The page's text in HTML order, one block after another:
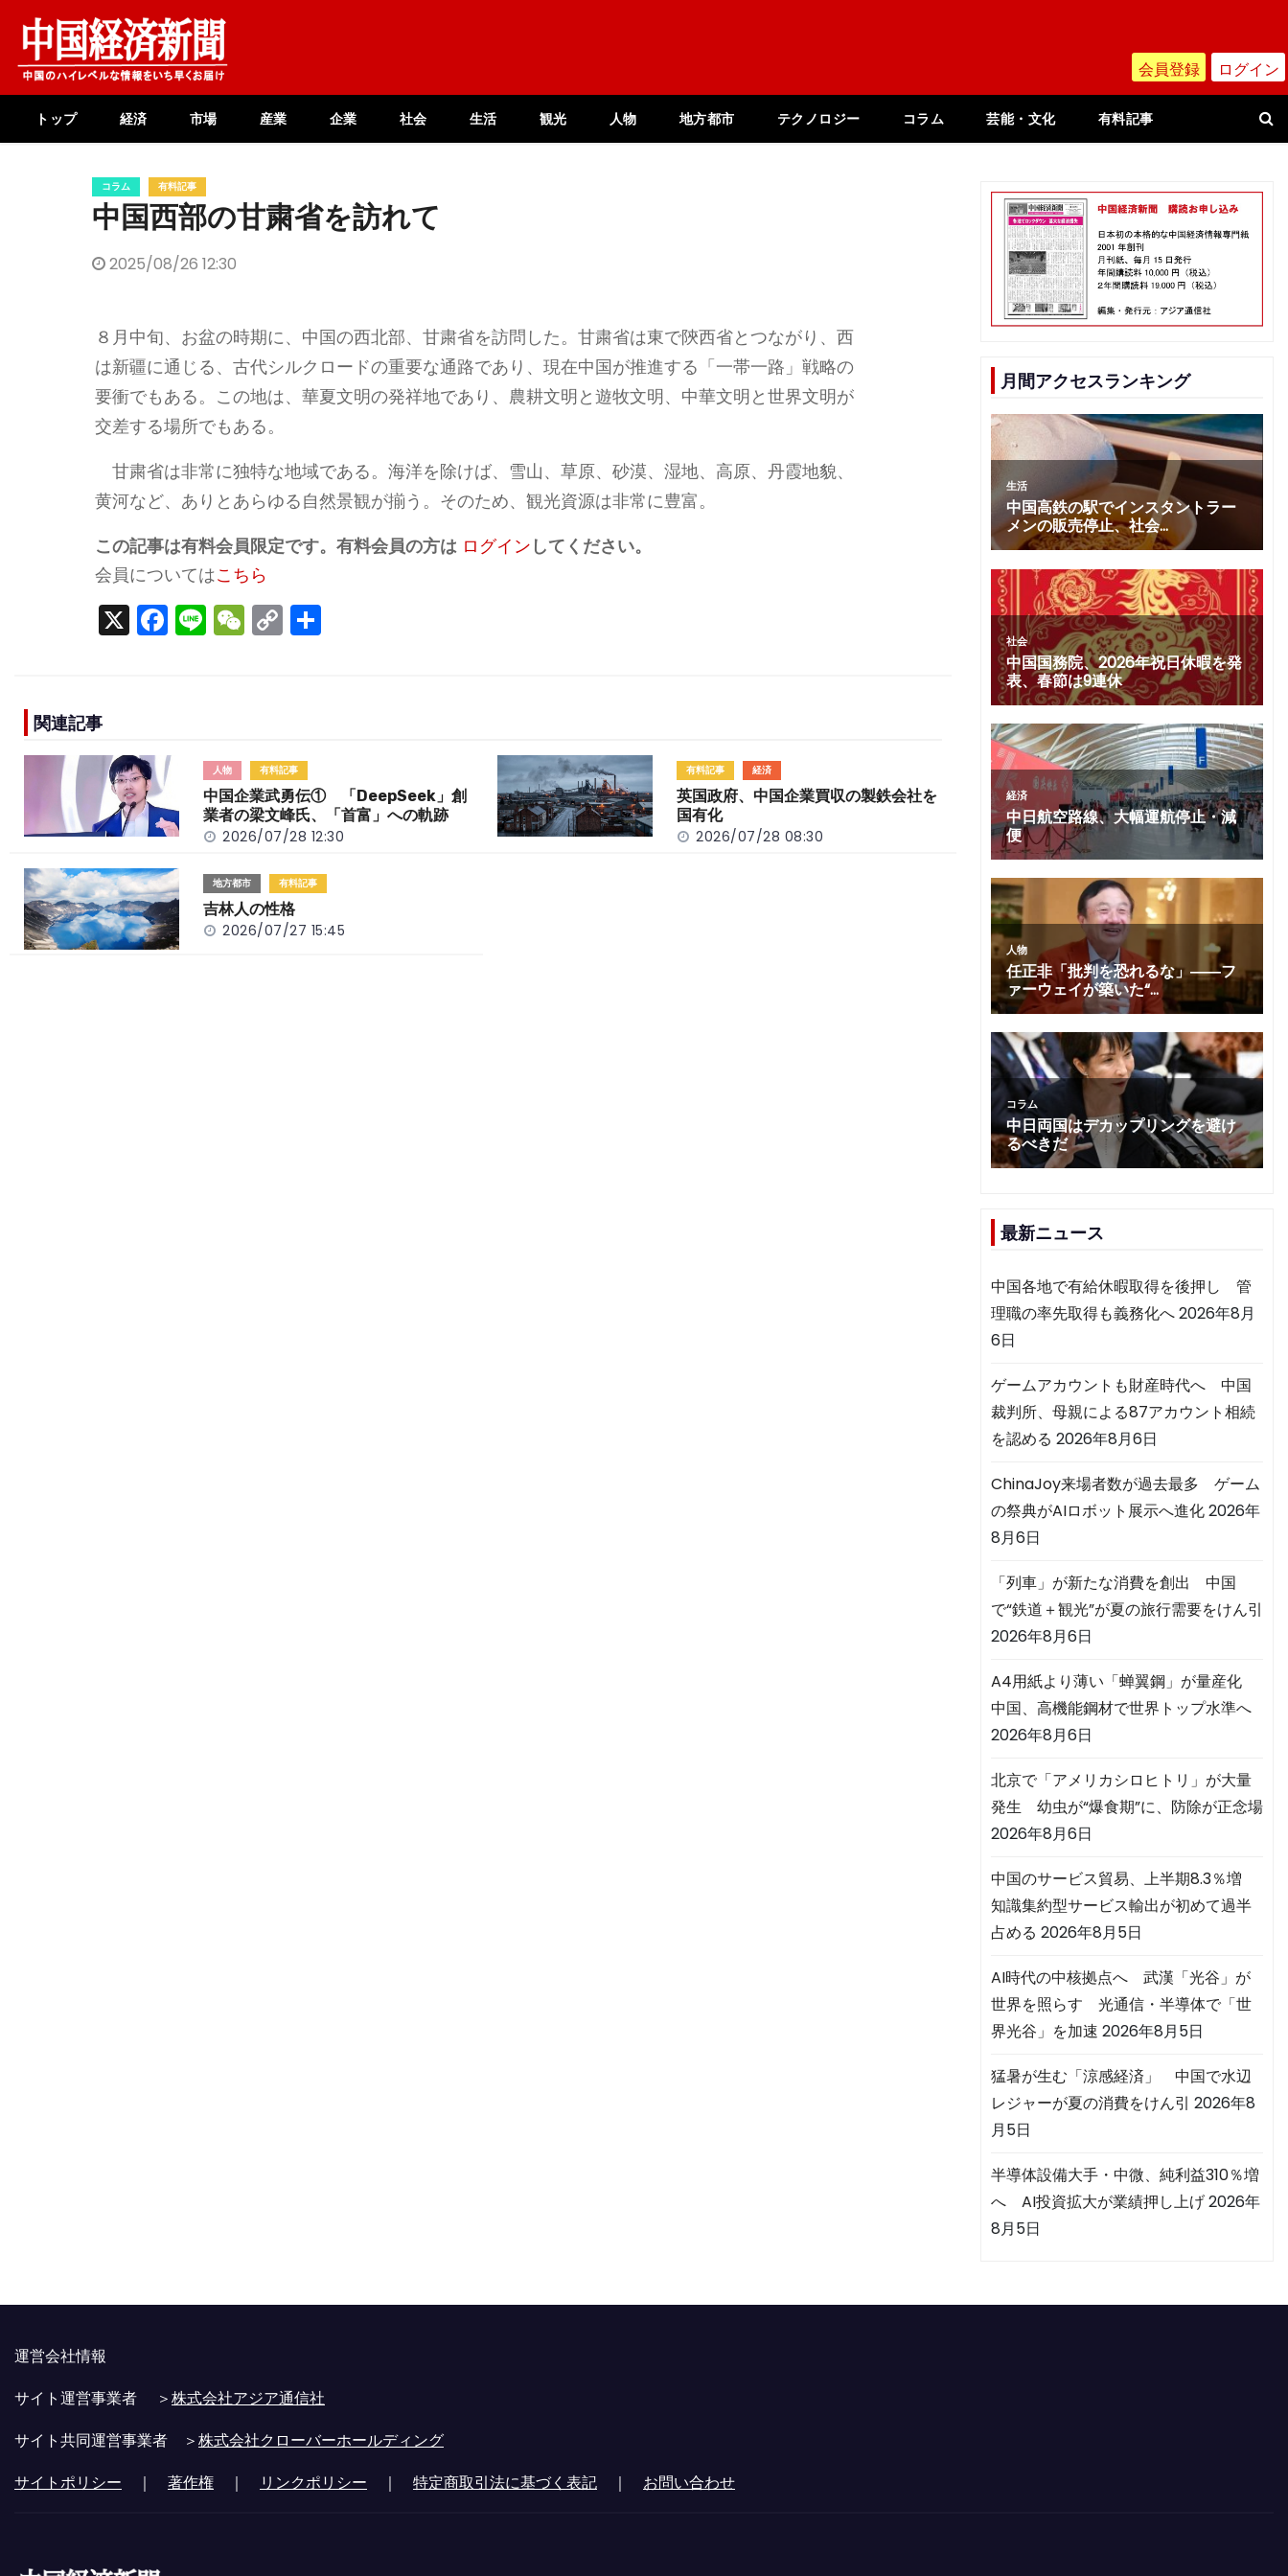
content
会員登録 ログイン
トップ 経済 市場 産業 企業 社会 生活 観光 人物 地方都市 テクノロジー コラム 芸能・文化 有料記事
コラム 有料記事
中国西部の甘粛省を訪れて
2025/08/26 12:30
８月中旬、お盆の時期に、中国の西北部、甘粛省を訪問した。甘粛省は東で陝西省とつながり、西
は新疆に通じる、古代シルクロードの重要な通路であり、現在中国が推進する「一帯一路」戦略の
要衝でもある。この地は、華夏文明の発祥地であり、農耕文明と遊牧文明、中華文明と世界文明が
交差する場所でもある。
甘粛省は非常に独特な地域である。海洋を除けば、雪山、草原、砂漠、湿地、高原、丹霞地貌、
黄河など、ありとあらゆる自然景観が揃う。そのため、観光資源は非常に豊富。
この記事は有料会員限定です。有料会員の方は ログイン してください。
会員についてはこちら
X F
a
o
o
k
Li
n
W
e
t
C
o
n
k
関連記事
人物 有料記事
中国企業武勇伝① 「DeepSeek」創
業者の梁文峰氏、「首富」への軌跡
2026/07/28 12:30
有料記事 経済
英国政府、中国企業買収の製鉄会社を
国有化
2026/07/28 08:30
地方都市 有料記事
吉林人の性格
2026/07/27 15:45
月間アクセスランキング
最新ニュース
中国各地で有給休暇取得を後押し 管
理職の率先取得も義務化へ2026年8月
6日
ゲームアカウントも財産時代へ 中国
裁判所、母親による87アカウント相続
を認める 2026年8月6日
ChinaJoy来場者数が過去最多 ゲーム
の祭典がAIロボット展示へ進化2026年
8月6日
「列車」が新たな消費を創出 中国
で“鉄道＋観光”が夏の旅行需要をけん引
2026年8月6日
A4用紙より薄い「蝉翼鋼」が量産化
中国、高機能鋼材で世界トップ水準へ
2026年8月6日
北京で「アメリカシロヒトリ」が大量
発生 幼虫が“爆食期”に、防除が正念場
2026年8月6日
中国のサービス貿易、上半期8.3％増
知識集約型サービス輸出が初めて過半
占める 2026年8月5日
AI時代の中核拠点へ 武漢「光谷」が
世界を照らす 光通信・半導体で「世
界光谷」を加速 2026年8月5日
猛暑が生む「涼感経済」 中国で水辺
レジャーが夏の消費をけん引 2026年8
月5日
半導体設備大手・中微、純利益310％増
へ AI投資拡大が業績押し上げ2026年
8月5日
運営会社情報
サイト運営事業者 ＞株式会社アジア通信社
サイト共同運営事業者 ＞株式会社クローバーホールディング
サイトポリシー ｜ 著作権 ｜ リンクポリシー ｜ 特定商取引法に基づく表記 ｜ お問い合わせ